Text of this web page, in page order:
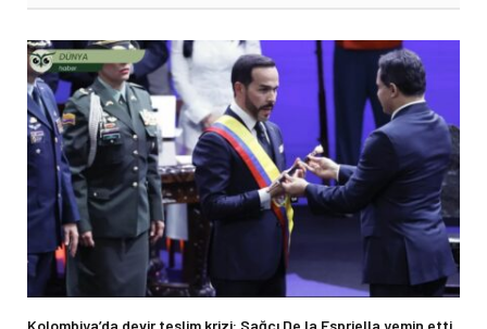
Kolombiya’da devir teslim krizi: Sağcı De la Espriella yemin etti,